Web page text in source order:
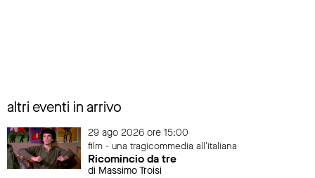
altri eventi in arrivo
29 ago 2026 ore 15:00
film - una tragicommedia all'italiana
Ricomincio da tre
di Massimo Troisi